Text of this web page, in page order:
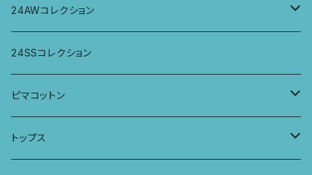
パンツ
ワンピース
パンツ
スカート
パーカー
トップス
パンツ
ワンピース
24AWコレクション
ワイドパンツ
ロングスリーブトップス
ロングスリーブワンピース
24SSコレクション
ピマコットン
Tシャツ
トップス